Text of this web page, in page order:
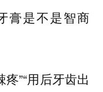
膏是不是智商
”“用后牙齿出